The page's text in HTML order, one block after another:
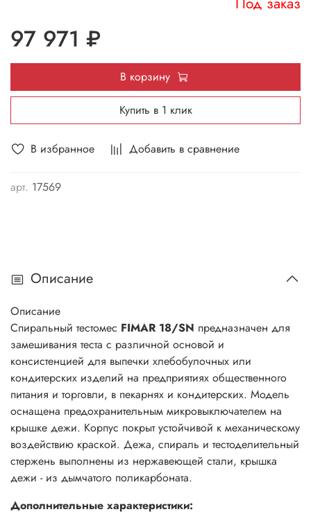
В избранное Добавить в сравнение
арт. 17569
97 971 ₽
В корзину
Купить в 1 клик
Описание
Описание
Спиральный тестомес FIMAR 18/SN предназначен для
замешивания теста с различной основой и
консистенцией для выпечки хлебобулочных или
кондитерских изделий на предприятиях общественного
питания и торговли, в пекарнях и кондитерских. Модель
оснащена предохранительным микровыключателем на
крышке дежи. Корпус покрыт устойчивой к механическому
воздействию краской. Дежа, спираль и тестоделительный
стержень выполнены из нержавеющей стали, крышка
дежи - из дымчатого поликарбоната.
Дополнительные характеристики: